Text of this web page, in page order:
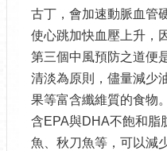
古丁，會加速動脈血管
使心跳加快血壓上升，
第三個中風預防之道便
清淡為原則，儘量減少
果等富含纖維質的食物
含EPA與DHA不飽和脂
魚、秋刀魚等，可以減